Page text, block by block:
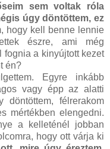
sem voltak róla
úgy döntöttem, ez
hogy kell benne lennie
észre, ami még
fognia a kinyújtott kezet
én?
Egyre inkább
vagy épp az alatti
döntöttem, félrerakom
mértékben elengedni.
a kelleténél jobban
hogy ott várja ki